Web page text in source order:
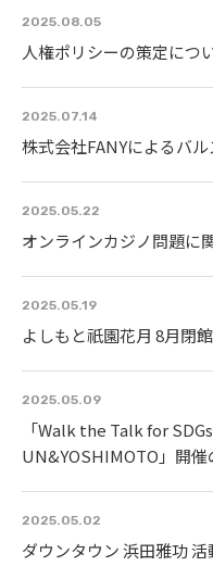
2025.08.05
人権ポリシーの策定につ
2025.07.14
株式会社FANYによるバ
2025.05.22
オンラインカジノ問題に
2025.05.19
よしもと祇園花月 8月閉
2025.05.09
「Walk the Talk for
UN&YOSHIMOTO」開催
2025.05.02
ダウンタウン 浜田雅功